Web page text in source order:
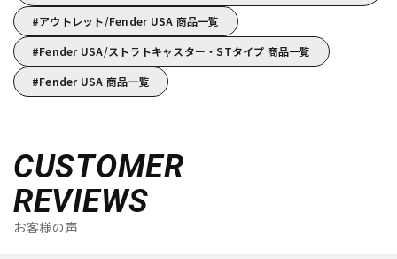
アウトレット/Fender USA 商品一覧
Fender USA/ストラトキャスター・STタイプ 商品一覧
Fender USA 商品一覧
CUSTOMER
REVIEWS
お客様の声